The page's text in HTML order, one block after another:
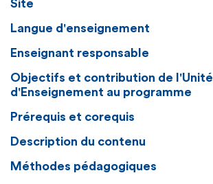
Site
Langue d'enseignement
Enseignant responsable
Objectifs et contribution de l'Unité
d'Enseignement au programme
Prérequis et corequis
Description du contenu
Méthodes pédagogiques